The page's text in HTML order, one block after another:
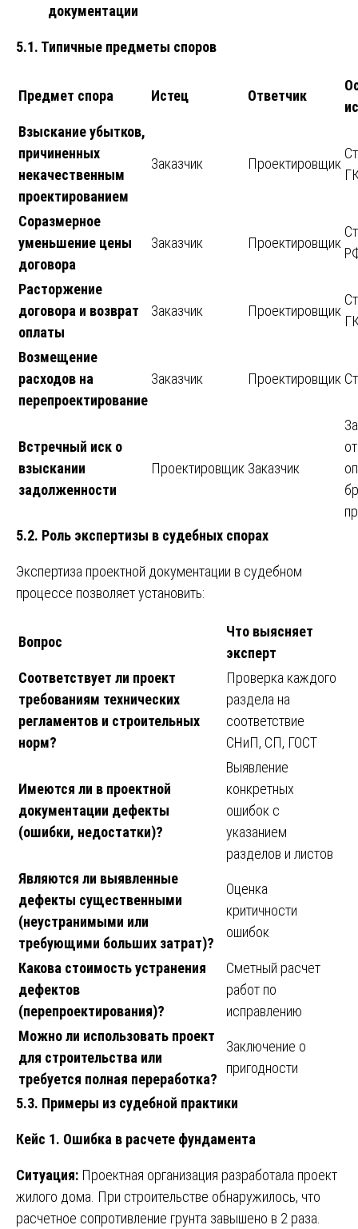
документации
5.1. Типичные предметы споров
Предмет спора Истец Ответчик
Взыскание убытков,
причиненных
некачественным
проектированием
Заказчик Проектировщик
Соразмерное
уменьшение цены
договора
Заказчик Проектировщик
Расторжение
договора и возврат
оплаты
Заказчик Проектировщик
Возмещение
расходов на
перепроектирование
Заказчик Проектировщик
Встречный иск о
взыскании
задолженности
Проектировщик Заказчик
5.2. Роль экспертизы в судебных спорах
Экспертиза проектной документации в судебном
процессе позволяет установить:
Вопрос
Что выясняет
эксперт
Соответствует ли проект
требованиям технических
регламентов и строительных
норм?
Проверка каждого
раздела на
соответствие
СНиП, СП, ГОСТ
Имеются ли в проектной
документации дефекты
(ошибки, недостатки)?
Выявление
конкретных
ошибок с
указанием
разделов и листов
Являются ли выявленные
дефекты существенными
(неустранимыми или
требующими больших затрат)?
Оценка
критичности
ошибок
Какова стоимость устранения
дефектов
(перепроектирования)?
Сметный расчет
работ по
исправлению
Можно ли использовать проект
для строительства или
требуется полная переработка?
Заключение о
пригодности
5.3. Примеры из судебной практики
Кейс 1. Ошибка в расчете фундамента
Ситуация: Проектная организация разработала проект
жилого дома. При строительстве обнаружилось, что
расчетное сопротивление грунта завышено в 2 раза.